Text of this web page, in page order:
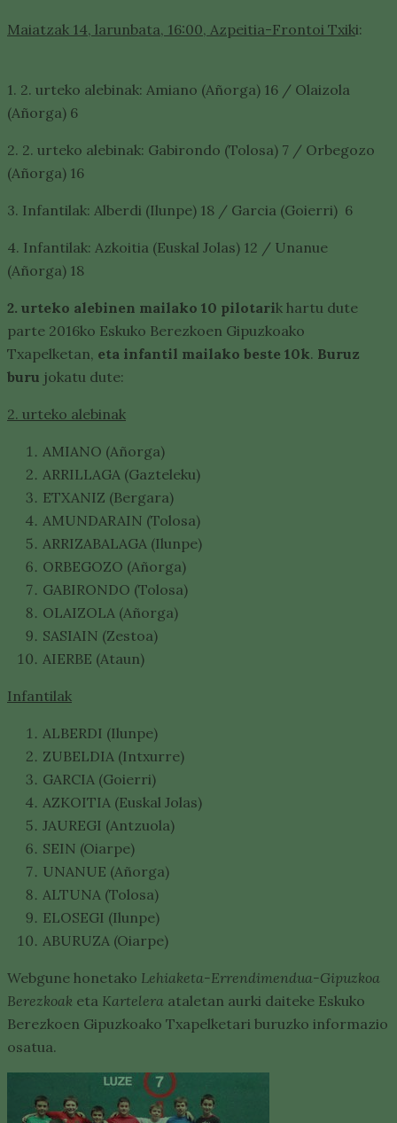
Maiatzak 14, larunbata, 16:00, Azpeitia-Frontoi Txiki:
1. 2. urteko alebinak: Amiano (Añorga) 16 / Olaizola
(Añorga) 6
2. 2. urteko alebinak: Gabirondo (Tolosa) 7 / Orbegozo
(Añorga) 16
3. Infantilak: Alberdi (Ilunpe) 18 / Garcia (Goierri) 6
4. Infantilak: Azkoitia (Euskal Jolas) 12 / Unanue
(Añorga) 18
2. urteko alebinen mailako 10 pilotarik hartu dute
parte 2016ko Eskuko Berezkoen Gipuzkoako
Txapelketan, eta infantil mailako beste 10k. Buruz
buru jokatu dute:
2. urteko alebinak
AMIANO (Añorga)
ARRILLAGA (Gazteleku)
ETXANIZ (Bergara)
AMUNDARAIN (Tolosa)
ARRIZABALAGA (Ilunpe)
ORBEGOZO (Añorga)
GABIRONDO (Tolosa)
OLAIZOLA (Añorga)
SASIAIN (Zestoa)
AIERBE (Ataun)
Infantilak
ALBERDI (Ilunpe)
ZUBELDIA (Intxurre)
GARCIA (Goierri)
AZKOITIA (Euskal Jolas)
JAUREGI (Antzuola)
SEIN (Oiarpe)
UNANUE (Añorga)
ALTUNA (Tolosa)
ELOSEGI (Ilunpe)
ABURUZA (Oiarpe)
Webgune honetako Lehiaketa-Errendimendua-Gipuzkoa
Berezkoak eta Kartelera ataletan aurki daiteke Eskuko
Berezkoen Gipuzkoako Txapelketari buruzko informazio
osatua.